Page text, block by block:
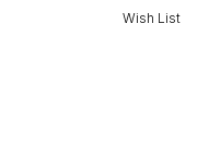
Wish List